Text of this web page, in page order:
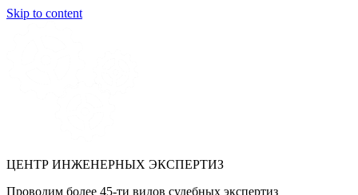
Skip to content
ЦЕНТР ИНЖЕНЕРНЫХ ЭКСПЕРТИЗ
Проводим более 45-ти видов судебных экспертиз